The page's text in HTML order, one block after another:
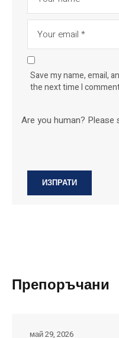
Save my name, email,
the next time I
Are you human? Please
Препоръчани
май 29, 2026